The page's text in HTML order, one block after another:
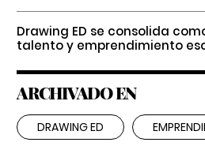
Drawing ED se consolida
talento y emprendimiento
ARCHIVADO EN
DRAWING ED